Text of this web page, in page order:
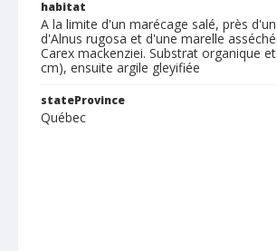
habitat
A la limite d'un marécage salé, près
d'Alnus rugosa et d'une marelle
Carex mackenziei. Substrat organique
cm), ensuite argile gleyifiée
stateProvince
Québec